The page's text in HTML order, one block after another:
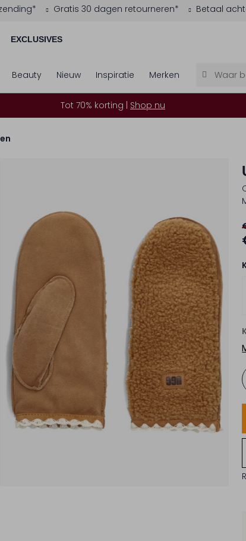
Gratis 30 dagen retourneren* Betaal
EXCLUSIVES
Beauty Nieuw Inspiratie Merken
Tot 70% korting | Shop nu